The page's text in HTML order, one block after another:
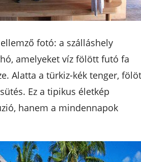
fotó: a szálláshely
amelyeket víz fölött futó fa
Alatta a türkiz-kék tenger,
Ez a tipikus életkép
hanem a mindennapok